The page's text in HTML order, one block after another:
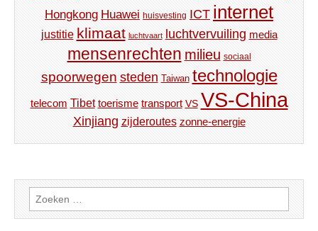
Hongkong Huawei huisvesting ICT internet
justitie klimaat luchtvaart luchtvervuiling media
mensenrechten milieu sociaal
spoorwegen steden Taiwan technologie
telecom Tibet toerisme transport VS VS-China
Xinjiang zijderoutes zonne-energie
Zoeken
naar: